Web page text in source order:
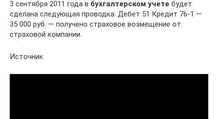
3 сентября 2011 года в бухгалтерском учете будет
сделана следующая проводка: Дебет 51 Кредит 76-1 —
35 000 руб. — получено страховое возмещение от
страховой компании.
Источник